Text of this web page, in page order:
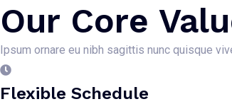
Our Core
Ipsum ornare eu nibh sagittis nunc quisque
Flexible Schedule